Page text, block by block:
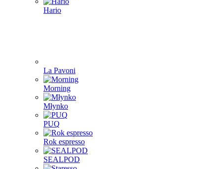
Hario
La Pavoni
Morning
Młynko
PUQ
Rok espresso
SEALPOD